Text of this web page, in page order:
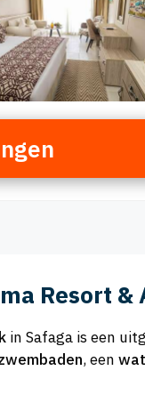
Resort &
in Safaga is een
, een